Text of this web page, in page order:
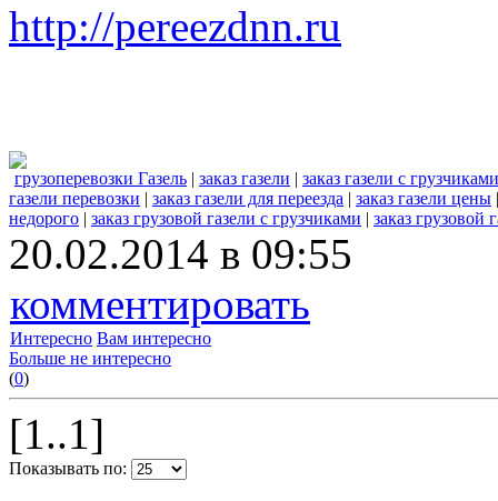
http://pereezdnn.ru
грузоперевозки Газель | заказ газели | заказ газели с грузчиками
газели перевозки | заказ газели для переезда | заказ газели цены
недорого | заказ грузовой газели с грузчиками | заказ грузовой
20.02.2014 в 09:55
комментировать
Интересно Вам интересно
Больше не интересно
(0)
[1..1]
Показывать по: